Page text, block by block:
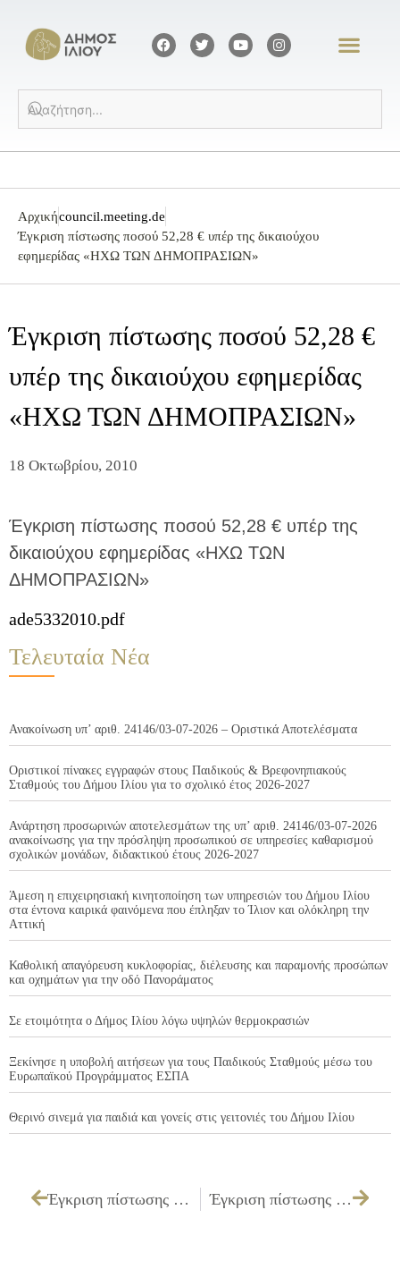
Αρχικήcouncil.meeting.de
Έγκριση πίστωσης ποσού 52,28 € υπέρ της δικαιούχου
εφημερίδας «ΗΧΩ ΤΩΝ ΔΗΜΟΠΡΑΣΙΩΝ»
Έγκριση πίστωσης ποσού 52,28 €
υπέρ της δικαιούχου εφημερίδας
«ΗΧΩ ΤΩΝ ΔΗΜΟΠΡΑΣΙΩΝ»
18 Οκτωβρίου, 2010
Έγκριση πίστωσης ποσού 52,28 € υπέρ της
δικαιούχου εφημερίδας «ΗΧΩ ΤΩΝ
ΔΗΜΟΠΡΑΣΙΩΝ»
ade5332010.pdf
Τελευταία Νέα
Ανακοίνωση υπ’ αριθ. 24146/03-07-2026 – Οριστικά Αποτελέσματα
Οριστικοί πίνακες εγγραφών στους Παιδικούς & Βρεφονηπιακούς
Σταθμούς του Δήμου Ιλίου για το σχολικό έτος 2026-2027
Ανάρτηση προσωρινών αποτελεσμάτων της υπ’ αριθ. 24146/03-07-2026
ανακοίνωσης για την πρόσληψη προσωπικού σε υπηρεσίες καθαρισμού
σχολικών μονάδων, διδακτικού έτους 2026-2027
Άμεση η επιχειρησιακή κινητοποίηση των υπηρεσιών του Δήμου Ιλίου
στα έντονα καιρικά φαινόμενα που έπληξαν το Ίλιον και ολόκληρη την
Αττική
Καθολική απαγόρευση κυκλοφορίας, διέλευσης και παραμονής προσώπων
και οχημάτων για την οδό Πανοράματος
Σε ετοιμότητα ο Δήμος Ιλίου λόγω υψηλών θερμοκρασιών
Ξεκίνησε η υποβολή αιτήσεων για τους Παιδικούς Σταθμούς μέσω του
Ευρωπαϊκού Προγράμματος ΕΣΠΑ
Θερινό σινεμά για παιδιά και γονείς στις γειτονιές του Δήμου Ιλίου
Έγκριση πίστωσης ποσού 315,84 € υπέρ της δικαιούχου εφημερίδας «ΗΧΩ ΙΛΙΟΥ ΠΕΤΡΟΥΠΟΛΗΣ» Έγκριση πίστωσης ποσού 492,00 € υπέρ της δικαιούχου εφημερίδας «ΕΥΘΥΤΥΠΟΣ»